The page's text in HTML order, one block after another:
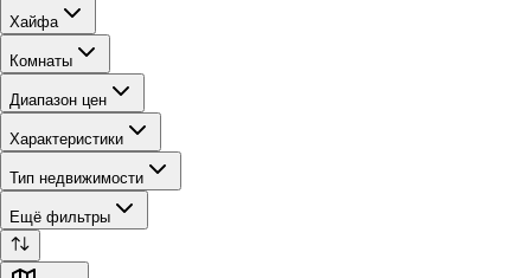
Хайфа
Комнаты
Диапазон цен
Характеристики
Тип недвижимости
Ещё фильтры